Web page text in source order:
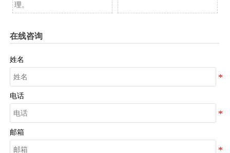
理。
在线咨询
姓名
电话
邮箱